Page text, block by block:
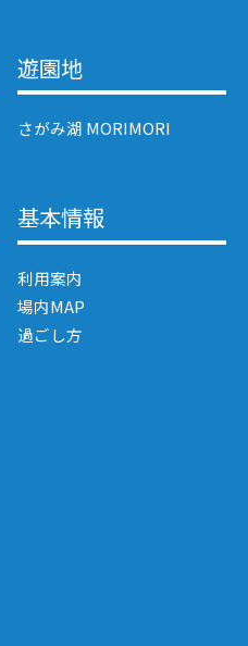
遊園地
さがみ湖 MORIMORI
基本情報
利用案内
場内MAP
過ごし方